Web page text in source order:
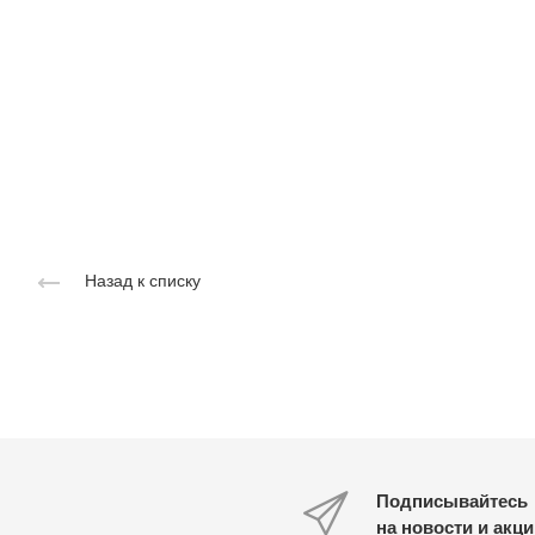
Назад к списку
Подписывайтесь
на новости и